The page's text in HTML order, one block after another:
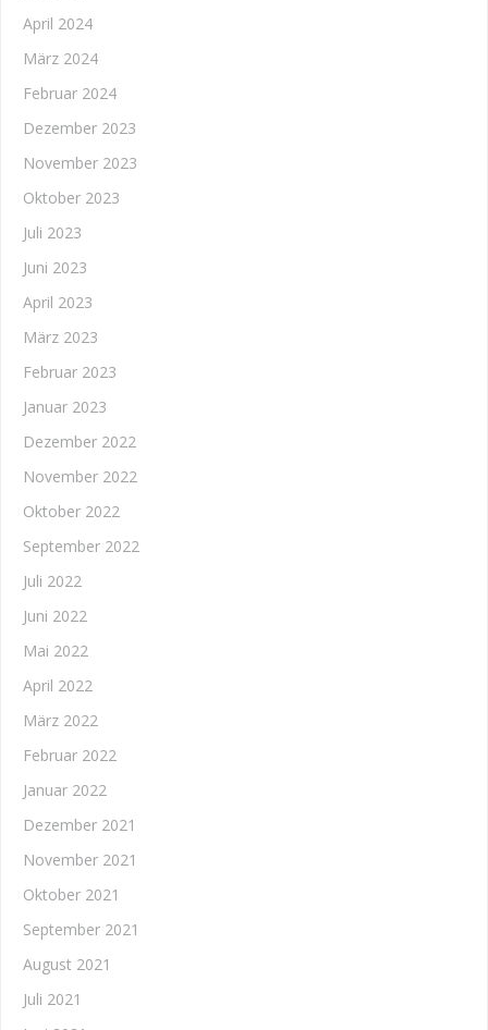
April 2024
März 2024
Februar 2024
Dezember 2023
November 2023
Oktober 2023
Juli 2023
Juni 2023
April 2023
März 2023
Februar 2023
Januar 2023
Dezember 2022
November 2022
Oktober 2022
September 2022
Juli 2022
Juni 2022
Mai 2022
April 2022
März 2022
Februar 2022
Januar 2022
Dezember 2021
November 2021
Oktober 2021
September 2021
August 2021
Juli 2021